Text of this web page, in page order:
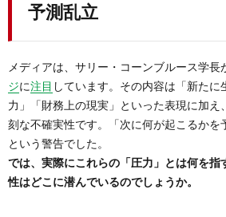
予測乱立
メディアは、サリー・コーンブルース学長
ジに注目 しています。その内容は「新た
力」「財務上の現実」といった表現に加え
刻な不確実性です。「次に何が起こるかを
という警告でした。
では、実際にこれらの「圧力」とは何を指
性はどこに潜んでいるのでしょうか。